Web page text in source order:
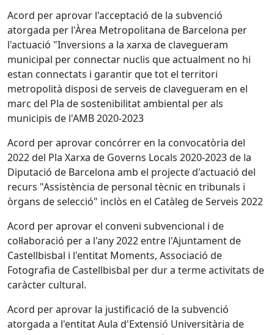
Acord per aprovar l'acceptació de la subvenció
atorgada per l'Àrea Metropolitana de Barcelona per
l'actuació "Inversions a la xarxa de clavegueram
municipal per connectar nuclis que actualment no hi
estan connectats i garantir que tot el territori
metropolità disposi de serveis de clavegueram en el
marc del Pla de sostenibilitat ambiental per als
municipis de l'AMB 2020-2023
Acord per aprovar concórrer en la convocatòria del
2022 del Pla Xarxa de Governs Locals 2020-2023 de la
Diputació de Barcelona amb el projecte d'actuació del
recurs "Assistència de personal tècnic en tribunals i
òrgans de selecció" inclòs en el Catàleg de Serveis 2022
Acord per aprovar el conveni subvencional i de
col·laboració per a l'any 2022 entre l'Ajuntament de
Castellbisbal i l'entitat Moments, Associació de
Fotografia de Castellbisbal per dur a terme activitats de
caràcter cultural.
Acord per aprovar la justificació de la subvenció
atorgada a l'entitat Aula d'Extensió Universitària de